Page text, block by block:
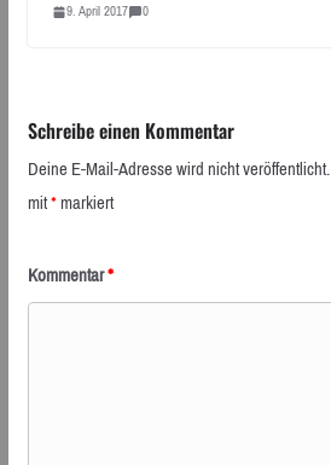
9. April 2017 0
Schreibe einen Kommentar
Deine E-Mail-Adresse wird nicht veröffentlicht.
mit*markiert
Kommentar*